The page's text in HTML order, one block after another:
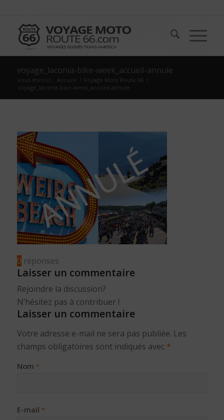
voyage_laconia-bike-week_accueil-annule
Vous êtes ici : Accueil / Voyage Moto Route 66 /
voyage_laconia-bike-week_accueil-annule
0 réponses
Laisser un commentaire
Rejoindre la discussion?
N’hésitez pas à contribuer !
Laisser un commentaire
Votre adresse e-mail ne sera pas publiée. Les
champs obligatoires sont indiqués avec *
Nom *
E-mail *